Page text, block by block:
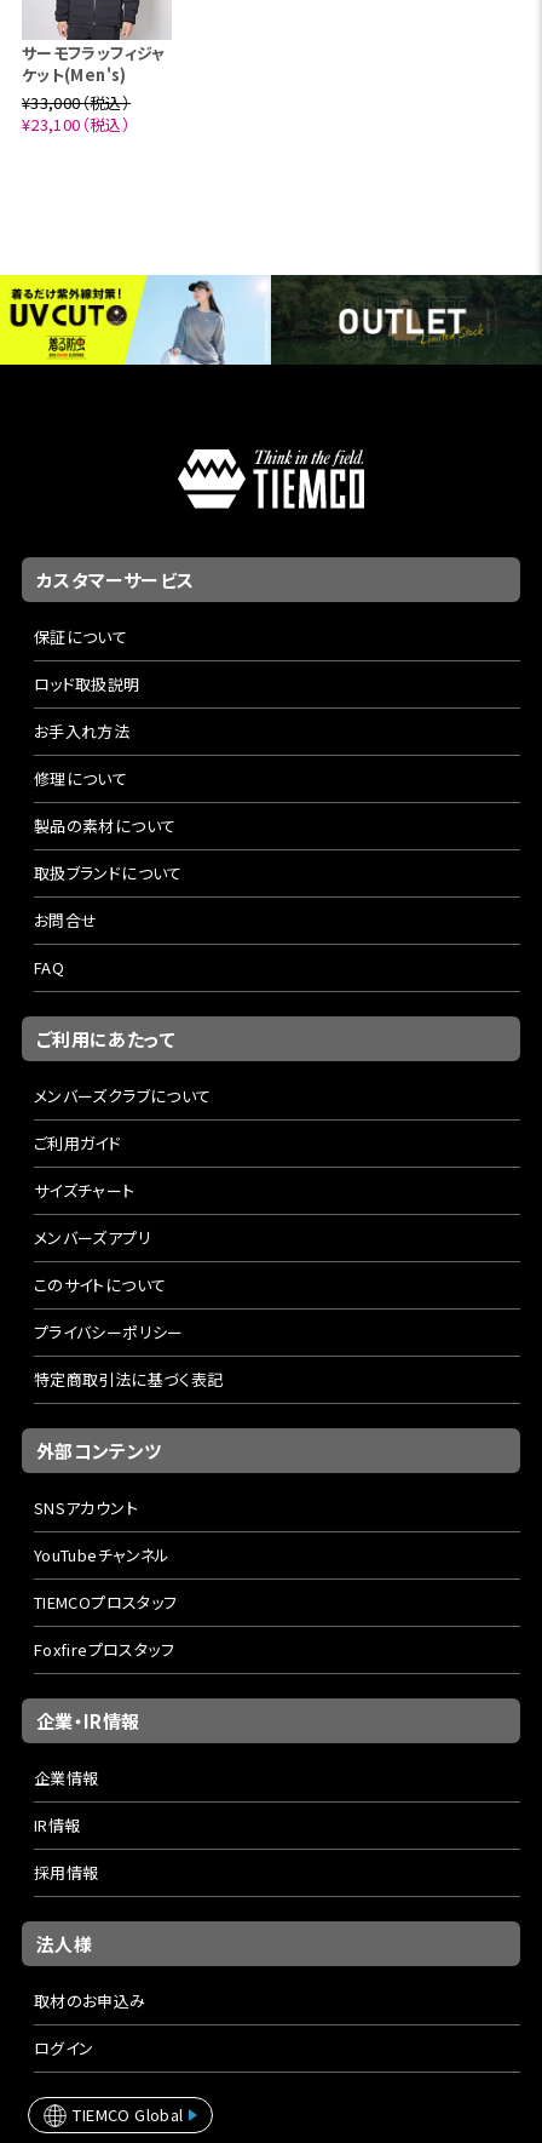
サーモフラッフィジャ
ケット(Men's)
¥33,000（税込）
¥23,100（税込）
カスタマーサービス
保証について
ロッド取扱説明
お手入れ方法
修理について
製品の素材について
取扱ブランドについて
お問合せ
FAQ
ご利用にあたって
メンバーズクラブについて
ご利用ガイド
サイズチャート
メンバーズアプリ
このサイトについて
プライバシーポリシー
特定商取引法に基づく表記
外部コンテンツ
SNSアカウント
YouTubeチャンネル
TIEMCOプロスタッフ
Foxfireプロスタッフ
企業・IR情報
企業情報
IR情報
採用情報
法人様
取材のお申込み
ログイン
TIEMCO Global